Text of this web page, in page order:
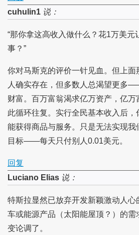
cuhulin1说：
“那你拿这高收入做什么？花1万美元
事？”
你对马斯克的评价一针见血。但上面
人确实存在，但多数人总渴望更多
财富。百万富翁渴求亿万资产，亿
此循环往复。实行全民基本收入后
能获得商品与服务。只是无法实现我
目标——每天只付别人0.01美元。
回复
Luciano Elias说：
特斯拉显然已放弃开发新颖激动人
车或能源产品（太阳能屋顶？）的需
变论调了。